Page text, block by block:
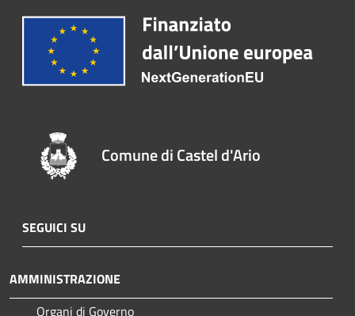
Comune di Castel d'Ario
SEGUICI SU
AMMINISTRAZIONE
Organi di Governo